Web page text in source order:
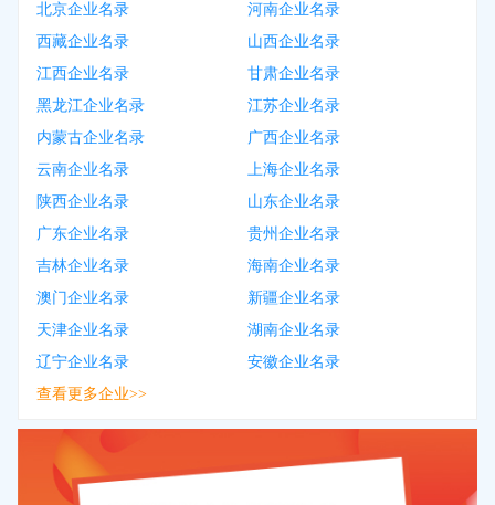
北京企业名录
河南企业名录
西藏企业名录
山西企业名录
江西企业名录
甘肃企业名录
黑龙江企业名录
江苏企业名录
内蒙古企业名录
广西企业名录
云南企业名录
上海企业名录
陕西企业名录
山东企业名录
广东企业名录
贵州企业名录
吉林企业名录
海南企业名录
澳门企业名录
新疆企业名录
天津企业名录
湖南企业名录
辽宁企业名录
安徽企业名录
查看更多企业>>